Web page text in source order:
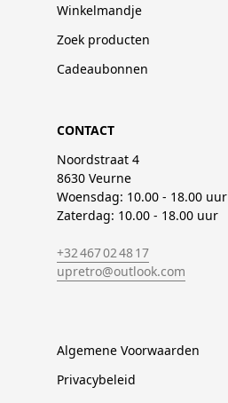
Winkelmandje
Zoek producten
Cadeaubonnen
CONTACT
Noordstraat 4
8630 Veurne
Woensdag: 10.00 - 18.00 uur
Zaterdag: 10.00 - 18.00 uur
+32 467 02 48 17
upretro@outlook.com
Algemene Voorwaarden
Privacybeleid